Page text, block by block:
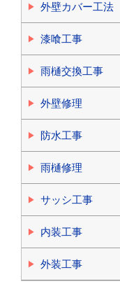
外壁カバー工法
漆喰工事
雨樋交換工事
外壁修理
防水工事
雨樋修理
サッシ工事
内装工事
外装工事